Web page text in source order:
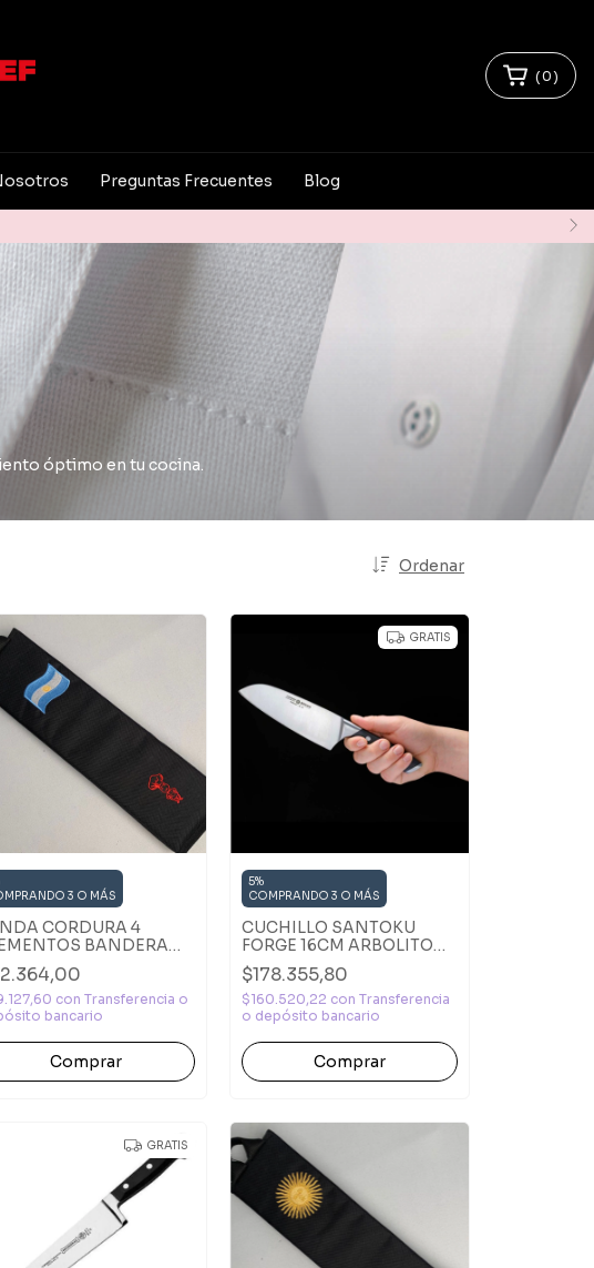
(0)
Preguntas Frecuentes Blog
óptimo en tu cocina.
Ordenar
3 O MÁS
CORDURA 4
BANDERA
con Transferencia o
bancario
Comprar
GRATIS
5%
COMPRANDO 3 O MÁS
CUCHILLO SANTOKU
FORGE 16CM ARBOLITO
CAJA PREMIUM
$178.355,80
$160.520,22 con Transferencia
o depósito bancario
GRATIS